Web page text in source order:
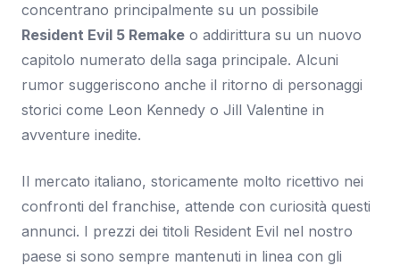
concentrano principalmente su un possibile
Resident Evil 5 Remake o addirittura su un nuovo
capitolo numerato della saga principale. Alcuni
rumor suggeriscono anche il ritorno di personaggi
storici come Leon Kennedy o Jill Valentine in
avventure inedite.
Il mercato italiano, storicamente molto ricettivo nei
confronti del franchise, attende con curiosità questi
annunci. I prezzi dei titoli Resident Evil nel nostro
paese si sono sempre mantenuti in linea con gli